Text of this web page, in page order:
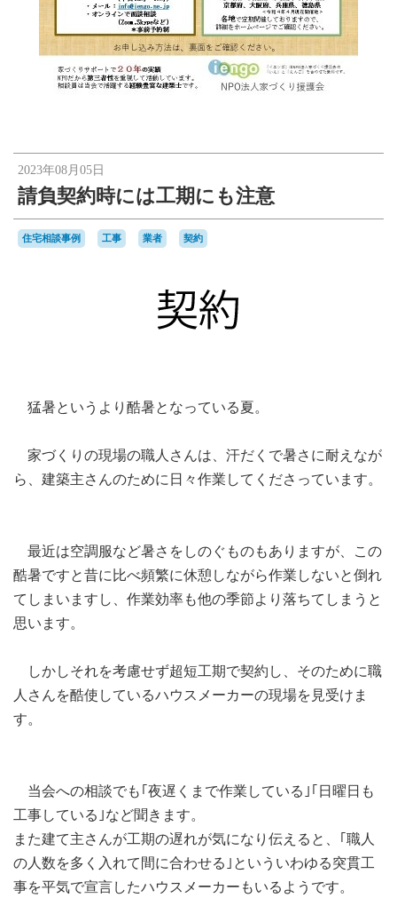
2023年08月05日
請負契約時には工期にも注意
住宅相談事例 工事 業者 契約
猛暑というより酷暑となっている夏。
家づくりの現場の職人さんは、汗だくで暑さに耐えなが
ら、建築主さんのために日々作業してくださっています。
最近は空調服など暑さをしのぐものもありますが、この
酷暑ですと昔に比べ頻繁に休憩しながら作業しないと倒れ
てしまいますし、作業効率も他の季節より落ちてしまうと
思います。
しかしそれを考慮せず超短工期で契約し、そのために職
人さんを酷使しているハウスメーカーの現場を見受けま
す。
当会への相談でも｢夜遅くまで作業している｣｢日曜日も
工事している｣など聞きます。
また建て主さんが工期の遅れが気になり伝えると、｢職人
の人数を多く入れて間に合わせる｣といういわゆる突貫工
事を平気で宣言したハウスメーカーもいるようです。